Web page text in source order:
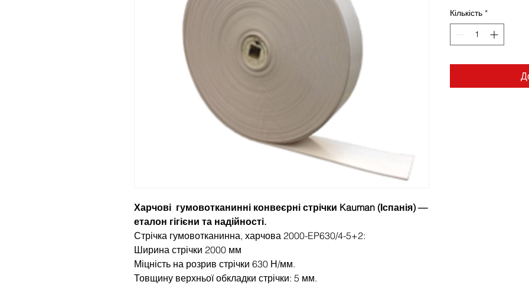
Харчові гумовотканинні конвеєрні стрічки Kauman (Іспанія) —
еталон гігієни та надійності.
Стрічка гумовотканинна, харчова 2000-EP630/4-5+2:
Ширина стрічки 2000 мм
Міцність на розрив стрічки 630 Н/мм.
Товщину верхньої обкладки стрічки: 5 мм.
Кількість *